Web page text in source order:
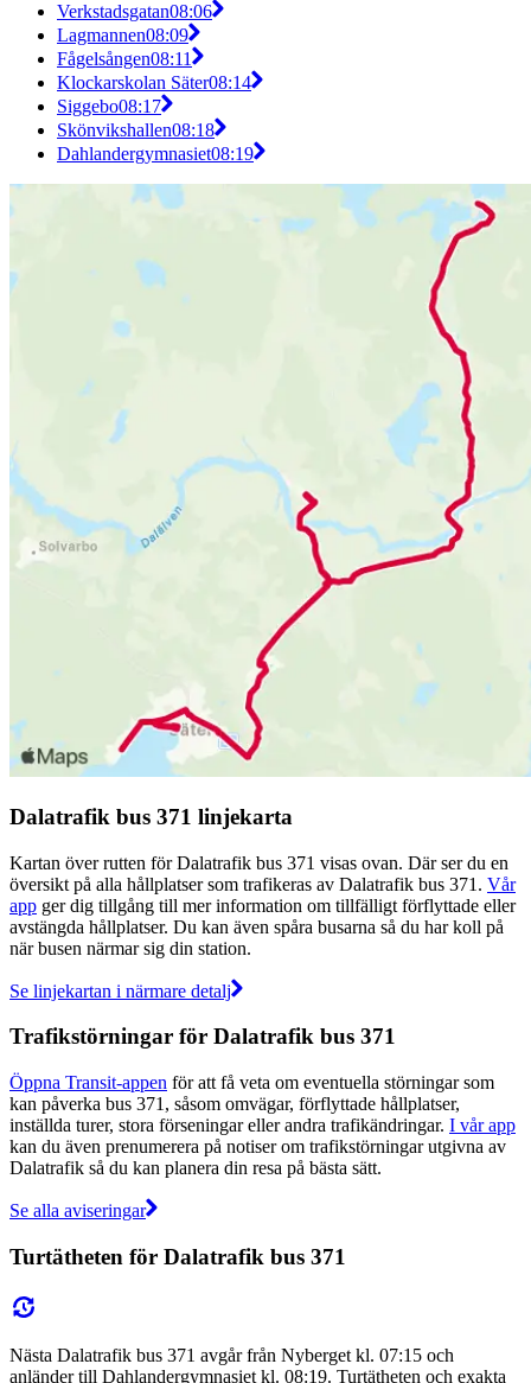
Verkstadsgatan08:06
Lagmannen08:09
Fågelsången08:11
Klockarskolan Säter08:14
Siggebo08:17
Skönvikshallen08:18
Dahlandergymnasiet08:19
Dalatrafik bus 371 linjekarta
Kartan över rutten för Dalatrafik bus 371 visas ovan. Där ser du en
översikt på alla hållplatser som trafikeras av Dalatrafik bus 371. Vår
app ger dig tillgång till mer information om tillfälligt förflyttade eller
avstängda hållplatser. Du kan även spåra busarna så du har koll på
när busen närmar sig din station.
Se linjekartan i närmare detalj
Trafikstörningar för Dalatrafik bus 371
Öppna Transit-appen för att få veta om eventuella störningar som
kan påverka bus 371, såsom omvägar, förflyttade hållplatser,
inställda turer, stora förseningar eller andra trafikändringar. I vår app
kan du även prenumerera på notiser om trafikstörningar utgivna av
Dalatrafik så du kan planera din resa på bästa sätt.
Se alla aviseringar
Turtätheten för Dalatrafik bus 371
Nästa Dalatrafik bus 371 avgår från Nyberget kl. 07:15 och
anländer till Dahlandergymnasiet kl. 08:19. Turtätheten och exakta